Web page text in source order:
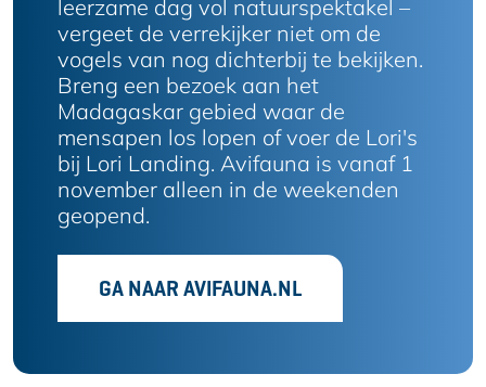
leerzame dag vol natuurspektakel –
vergeet de verrekijker niet om de
vogels van nog dichterbij te bekijken.
Breng een bezoek aan het
Madagaskar gebied waar de
mensapen los lopen of voer de Lori's
bij Lori Landing. Avifauna is vanaf 1
november alleen in de weekenden
geopend.
GA NAAR AVIFAUNA.NL